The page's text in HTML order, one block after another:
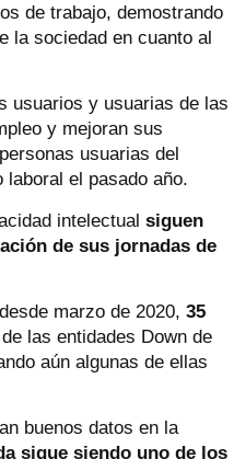
de trabajo, demostrando
la sociedad en cuanto al
usuarios y usuarias de las
y mejoran sus
usuarias del
laboral el pasado año.
intelectualsiguen
de sus jornadas de
marzo de 2020,35
las entidades Down de
aún algunas de ellas
buenos datos en la
sigue siendo uno de los